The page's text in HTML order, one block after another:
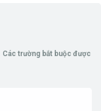
Các trường bắt buộc được